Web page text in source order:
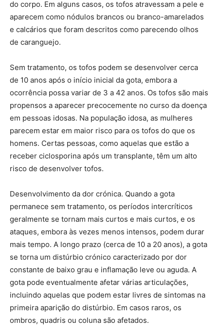
do corpo. Em alguns casos, os tofos atravessam a pele e
aparecem como nódulos brancos ou branco-amarelados
e calcários que foram descritos como parecendo olhos
de caranguejo.
Sem tratamento, os tofos podem se desenvolver cerca
de 10 anos após o início inicial da gota, embora a
ocorrência possa variar de 3 a 42 anos. Os tofos são mais
propensos a aparecer precocemente no curso da doença
em pessoas idosas. Na população idosa, as mulheres
parecem estar em maior risco para os tofos do que os
homens. Certas pessoas, como aquelas que estão a
receber ciclosporina após um transplante, têm um alto
risco de desenvolver tofos.
Desenvolvimento da dor crónica. Quando a gota
permanece sem tratamento, os períodos intercríticos
geralmente se tornam mais curtos e mais curtos, e os
ataques, embora às vezes menos intensos, podem durar
mais tempo. A longo prazo (cerca de 10 a 20 anos), a gota
se torna um distúrbio crónico caracterizado por dor
constante de baixo grau e inflamação leve ou aguda. A
gota pode eventualmente afetar várias articulações,
incluindo aquelas que podem estar livres de sintomas na
primeira aparição do distúrbio. Em casos raros, os
ombros, quadris ou coluna são afetados.